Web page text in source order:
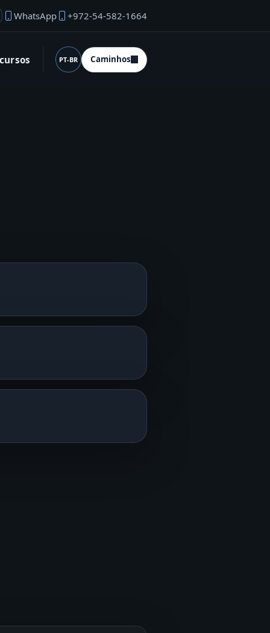
do fundador
WhatsApp +972-54-582-1664
Idioma (desktop)
PT-BR Caminhos